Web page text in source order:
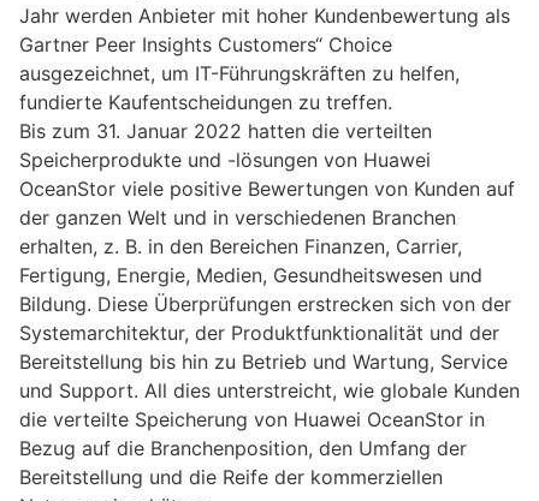
Jahr werden Anbieter mit hoher Kundenbewertung als
Gartner Peer Insights Customers“ Choice
ausgezeichnet, um IT-Führungskräften zu helfen,
fundierte Kaufentscheidungen zu treffen.
Bis zum 31. Januar 2022 hatten die verteilten
Speicherprodukte und -lösungen von Huawei
OceanStor viele positive Bewertungen von Kunden auf
der ganzen Welt und in verschiedenen Branchen
erhalten, z. B. in den Bereichen Finanzen, Carrier,
Fertigung, Energie, Medien, Gesundheitswesen und
Bildung. Diese Überprüfungen erstrecken sich von der
Systemarchitektur, der Produktfunktionalität und der
Bereitstellung bis hin zu Betrieb und Wartung, Service
und Support. All dies unterstreicht, wie globale Kunden
die verteilte Speicherung von Huawei OceanStor in
Bezug auf die Branchenposition, den Umfang der
Bereitstellung und die Reife der kommerziellen